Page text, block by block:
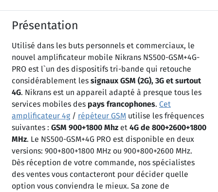
Présentation
Utilisé dans les buts personnels et commerciaux, le
nouvel amplificateur mobile Nikrans NS500-GSM+4G-
PRO est l`un des dispositifs tri-bande qui retouche
considérablement les signaux GSM (2G), 3G et surtout
4G. Nikrans est un appareil adapté à presque tous les
services mobiles des pays francophones. Cet
amplificateur 4g/ répéteur GSM utilise les fréquences
suivantes : GSM 900+1800 Mhz et 4G de 800+2600+1800
MHz. Le NS500-GSM+4G PRO est disponible en deux
versions: 900+800+1800 MHz ou 900+800+2600 MHz.
Dès réception de votre commande, nos spécialistes
des ventes vous contacteront pour décider quelle
option vous conviendra le mieux. Sa zone de